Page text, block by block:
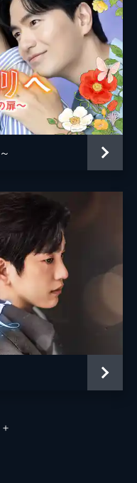
は
息子
、魔
力が
ので
、再
価
ジ
、
るジ
ジ
。
だ
だ
。
＋